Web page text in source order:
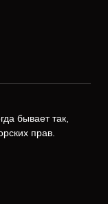
бывает так,
прав.